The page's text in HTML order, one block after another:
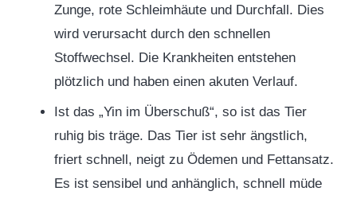
Zunge, rote Schleimhäute und Durchfall. Dies
wird verursacht durch den schnellen
Stoffwechsel. Die Krankheiten entstehen
plötzlich und haben einen akuten Verlauf.
Ist das „Yin im Überschuß“, so ist das Tier
ruhig bis träge. Das Tier ist sehr ängstlich,
friert schnell, neigt zu Ödemen und Fettansatz.
Es ist sensibel und anhänglich, schnell müde